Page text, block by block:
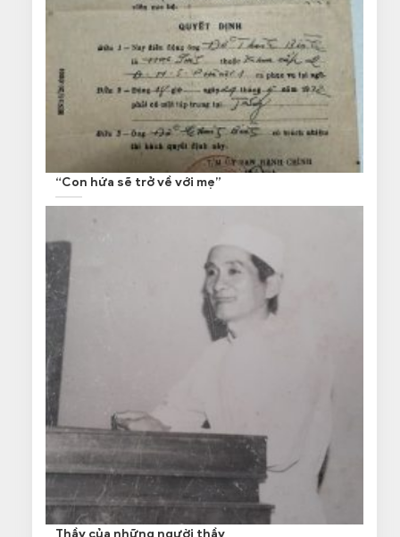
“Con hứa sẽ trở về với mẹ”
Thầy của những người thầy